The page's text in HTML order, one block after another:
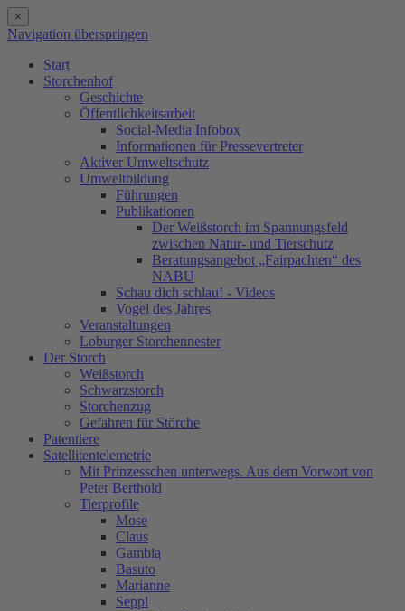
×
Navigation überspringen
Start
Storchenhof
Geschichte
Öffentlichkeitsarbeit
Social-Media Infobox
Informationen für Pressevertreter
Aktiver Umweltschutz
Umweltbildung
Führungen
Publikationen
Der Weißstorch im Spannungsfeld
zwischen Natur- und Tierschutz
Beratungsangebot „Fairpachten“ des
NABU
Schau dich schlau! - Videos
Vogel des Jahres
Veranstaltungen
Loburger Storchennester
Der Storch
Weißstorch
Schwarzstorch
Storchenzug
Gefahren für Störche
Patentiere
Satellitentelemetrie
Mit Prinzesschen unterwegs. Aus dem Vorwort von
Peter Berthold
Tierprofile
Mose
Claus
Gambia
Basuto
Marianne
Seppl